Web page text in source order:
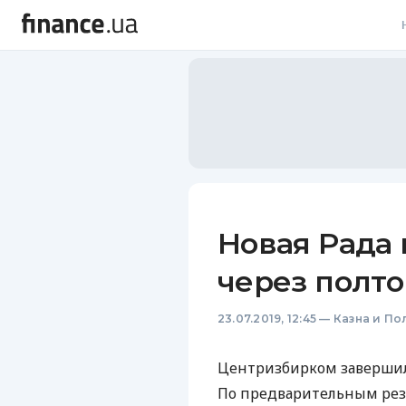
Новая Рада
через
23.07.2019, 12:45 — Казна и
Центризбирком
По предварительным